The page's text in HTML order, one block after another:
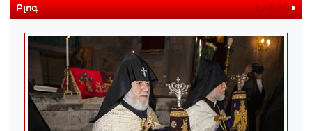
Բլոգ ավելին